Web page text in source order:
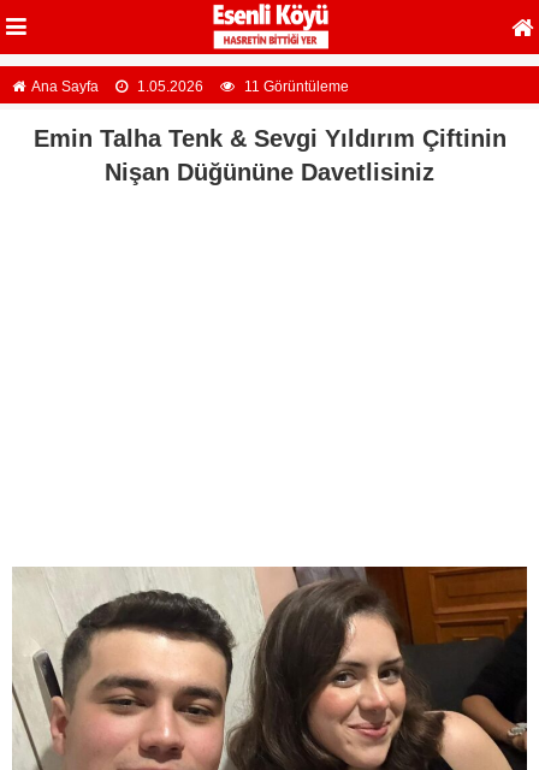
Ana Sayfa 1.05.2026 11 Görüntüleme
Emin Talha Tenk & Sevgi Yıldırım Çiftinin
Nişan Düğününe Davetlisiniz